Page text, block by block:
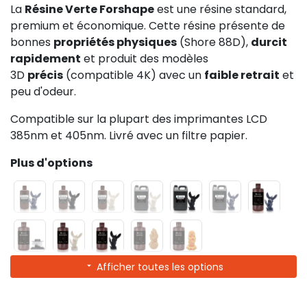
La Résine Verte Forshapeest une résine standard,
premium et économique. Cette résine présente de
bonnes propriétés physiques (Shore 88D), durcit
rapidement et produit des modèles
3D précis (compatible 4K) avec un faible retrait et
peu d'odeur.
Compatible sur la plupart des imprimantes LCD
385nm et 405nm. Livré avec un filtre papier.
Plus d'options
Afficher toutes les options